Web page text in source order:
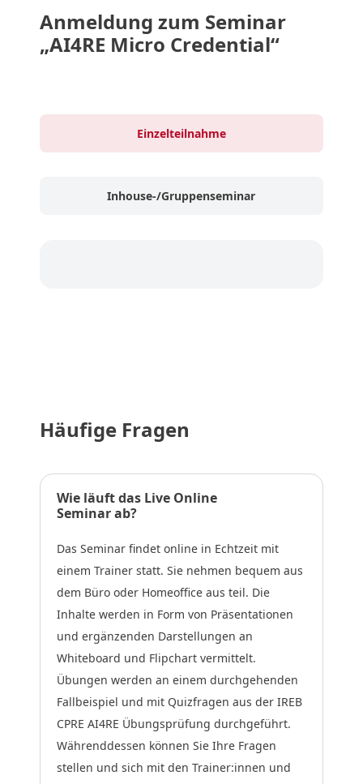
Anmeldung zum Seminar
„AI4RE Micro Credential“
Einzelteilnahme
Inhouse-/Gruppenseminar
Häufige Fragen
Wie läuft das Live Online
Seminar ab?
Das Seminar findet online in Echtzeit mit
einem Trainer statt. Sie nehmen bequem aus
dem Büro oder Homeoffice aus teil. Die
Inhalte werden in Form von Präsentationen
und ergänzenden Darstellungen an
Whiteboard und Flipchart vermittelt.
Übungen werden an einem durchgehenden
Fallbeispiel und mit Quizfragen aus der IREB
CPRE AI4RE Übungsprüfung durchgeführt.
Währenddessen können Sie Ihre Fragen
stellen und sich mit den Trainer:innen und